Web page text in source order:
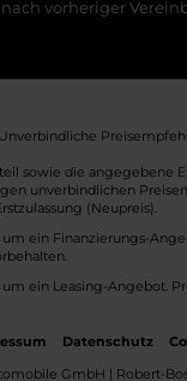
vorheriger
sowie die angegebene
unverbindlichen
(Neupreis).
ein Finanzierungs-
ein Leasing-Angebot.
Datenschutz
GmbH | Robert-